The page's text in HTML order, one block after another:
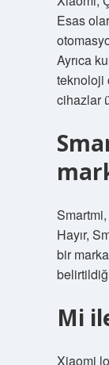
Esas
Ayrıca
teknoloji
cihazlar
Smartmi,
Hayır,
bir
Mi
Xiaomi